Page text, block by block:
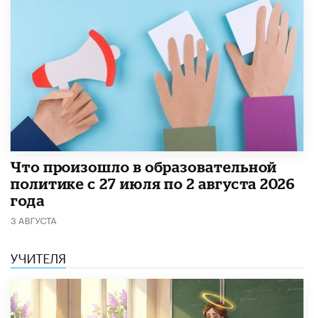
​Что произошло в образовательной
политике с 27 июля по 2 августа 2026
года
3 АВГУСТА
УЧИТЕЛЯ